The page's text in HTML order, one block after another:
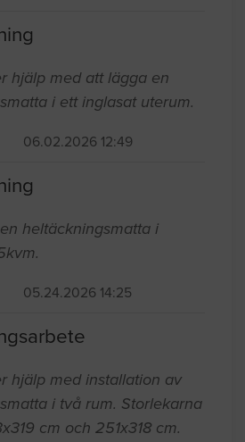
hjälp med att lägga en
i ett inglasat uterum.
06.02.2026 12:49
heltäckningsmatta i
05.24.2026 14:25
hjälp med installation av
i två rum. Storlekarna
cm och 251x318 cm.